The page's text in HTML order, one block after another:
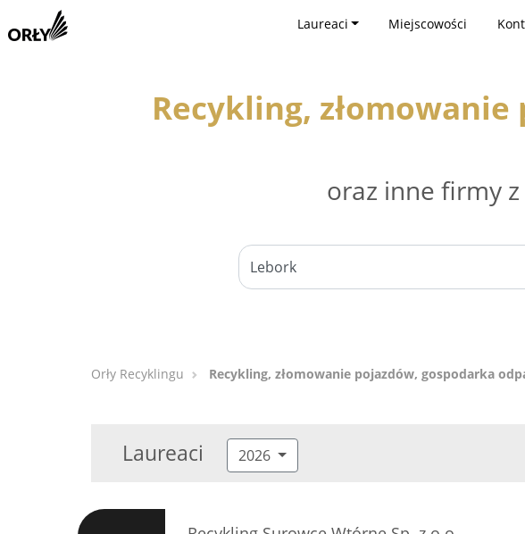
Laureaci Miejscowości
Recykling,
oraz inne firmy
Orły Recyklingu Recykling, złomowanie pojazdów, gospodarka
Laureaci 2026